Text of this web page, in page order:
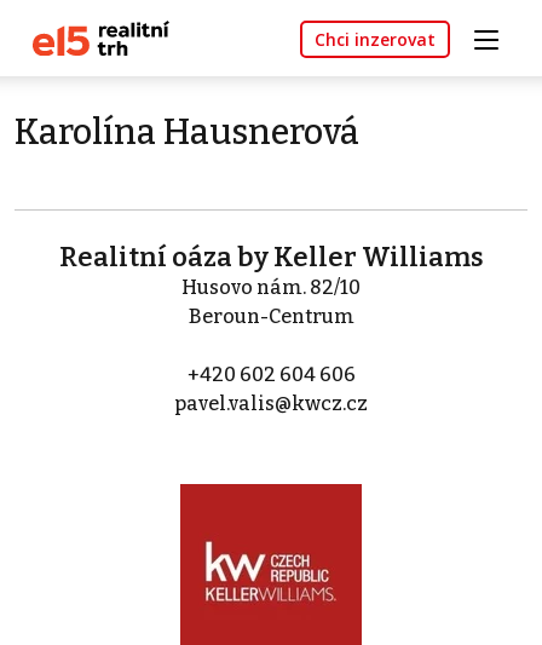
Chci inzerovat
Karolína Hausnerová
Realitní oáza by Keller Williams
Husovo nám. 82/10
Beroun-Centrum
+420 602 604 606
pavel.valis@kwcz.cz